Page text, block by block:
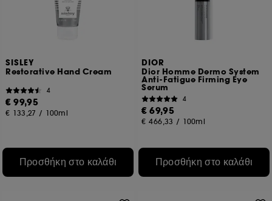
SISLEY
Restorative Hand Cream
4
€ 99,95
€ 133,27 / 100ml
Προσθήκη στο καλάθι
DIOR
Dior Homme Dermo System
Anti-Fatigue Firming Eye
Serum
4
€ 69,95
€ 466,33 / 100ml
Προσθήκη στο καλάθι